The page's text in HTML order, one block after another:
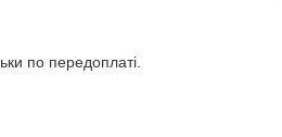
по передоплаті.